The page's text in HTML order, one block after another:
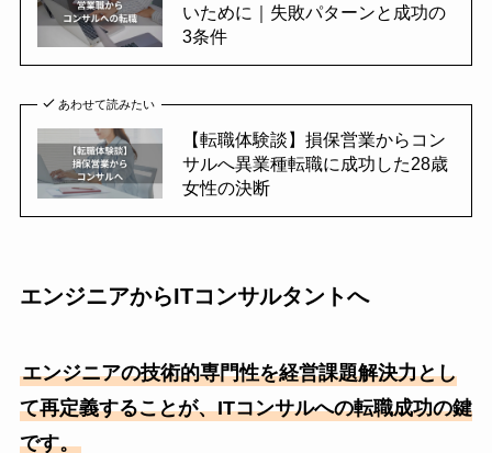
いために｜失敗パターンと成功の
3条件
あわせて読みたい
【転職体験談】損保営業からコン
サルへ異業種転職に成功した28歳
女性の決断
エンジニアからITコンサルタントへ
エンジニアの技術的専門性を経営課題解決力とし
て再定義することが、ITコンサルへの転職成功の鍵
です。